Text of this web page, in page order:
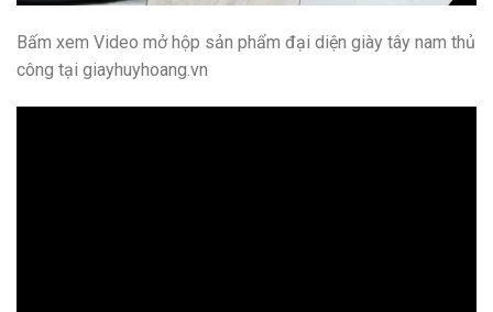
Bấm xem Video mở hộp sản phẩm đại diện giày tây nam thủ
công tại giayhuyhoang.vn